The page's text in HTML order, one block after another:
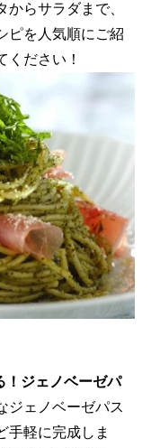
らサラダまで、
ピを人気順にご紹
ください！
！ジェノベーゼパ
ジェノベーゼパス
手軽に完成しま